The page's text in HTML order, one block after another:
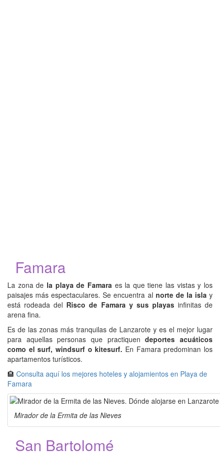
Famara
La zona de la playa de Famara es la que tiene las vistas y los
paisajes más espectaculares. Se encuentra al norte de la isla y
está rodeada del Risco de Famara y sus playas infinitas de
arena fina.
Es de las zonas más tranquilas de Lanzarote y es el mejor lugar
para aquellas personas que practiquendeportes acuáticos
como el surf, windsurf o kitesurf. En Famara predominan los
apartamentos turísticos.
🏨 Consulta aquí los mejores hoteles y alojamientos en Playa de
Famara
Mirador de la Ermita de las Nieves
San Bartolomé